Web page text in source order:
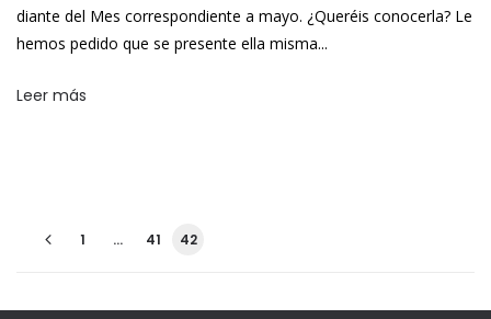
diante del Mes correspondiente a mayo. ¿Queréis conocerla? Le
hemos pedido que se presente ella misma...
Leer más
1 … 41 42